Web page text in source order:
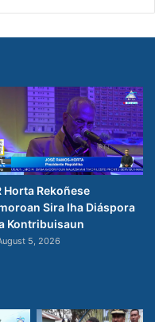
Horta Rekoñese
Sira Iha Diáspora
Kontribuisaun
5, 2026